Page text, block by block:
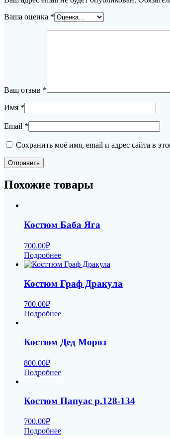
Ваша оценка *
Ваш отзыв *
Имя *
Email *
Сохранить моё имя, email и адрес сайта в
Похожие товары
Костюм Баба Яга
700.00₽
Подробнее
Костюм Граф Дракула
700.00₽
Подробнее
Костюм Дед Мороз
800.00₽
Подробнее
Костюм Папуас р.128-134
700.00₽
Подробнее